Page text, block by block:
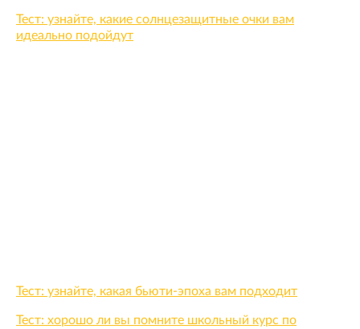
Тест: узнайте, какие солнцезащитные очки вам
идеально подойдут
Тест: узнайте, какая бьюти-эпоха вам подходит
Тест: хорошо ли вы помните школьный курс по